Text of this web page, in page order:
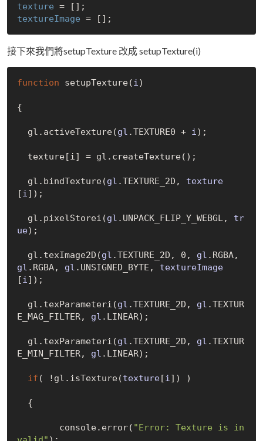
texture
textureImage
接下來我們將setupTexture 改成 setupTexture(i)
function setupTexture(i)
{
  gl.active
Texture(gl .TEXTURE0 + i) ;
  texture
[i] = gl.createTexture() ;
  gl.bind
Texture(gl .TEXTURE_2D, texture
[i]) ;
  gl.pixel
Storei(gl .UNPACK_FLIP_Y_WEBGL, tr
ue) ;
  gl.tex
Image2D(gl .TEXTURE_2D, 0, gl
gl .RGBA, gl .UNSIGNED_BYTE, textureImage
[i]) ;
  gl.tex
Parameteri(gl .TEXTURE_2D, gl .TEXTUR
E_MAG_FILTER, gl .LINEAR) ;
  gl.tex
Parameteri(gl .TEXTURE_2D, gl .TEXTUR
E_MIN_FILTER, gl .LINEAR) ;
if ( !gl.isTexture(texture[i]) )
        console.error(
"Error: Texture is in